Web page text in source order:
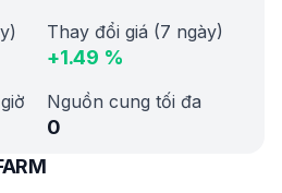
Thay đổi giá (7 ngày)
+1.49 %
Nguồn cung tối đa
0